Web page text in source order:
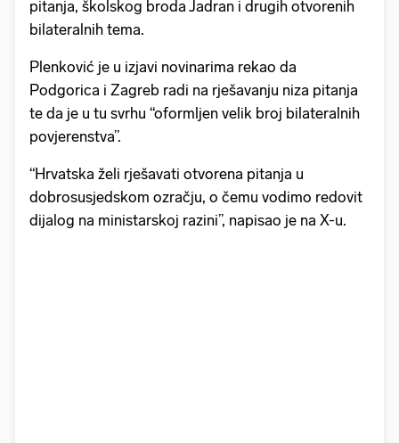
pitanja, školskog broda Jadran i drugih otvorenih
bilateralnih tema.
Plenković je u izjavi novinarima rekao da
Podgorica i Zagreb radi na rješavanju niza pitanja
te da je u tu svrhu “oformljen velik broj bilateralnih
povjerenstva”.
“Hrvatska želi rješavati otvorena pitanja u
dobrosusjedskom ozračju, o čemu vodimo redovit
dijalog na ministarskoj razini”, napisao je na X-u.